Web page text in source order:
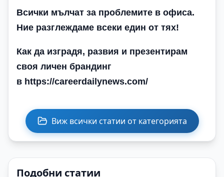
Всички мълчат за проблемите в офиса.
Ние разглеждаме всеки един от тях!
Как да изградя, развия и презентирам
своя личен брандинг
в https://careerdailynews.com/
Виж всички статии от категорията
Подобни статии